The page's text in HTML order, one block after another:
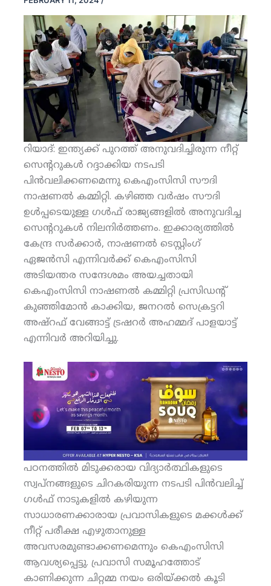
റിയാദ്: ഇന്ത്യക്ക് പുറത്ത് അനുവദിച്ചിരുന്ന നീറ്റ്
സെന്ററുകള്‍ റദ്ദാക്കിയ നടപടി
പിന്‍വലിക്കണമെന്നു കെഎംസിസി സൗദി
നാഷണല്‍ കമ്മിറ്റി. കഴിഞ്ഞ വര്‍ഷം സൗദി
ഉള്‍പ്പടെയുള്ള ഗള്‍ഫ് രാജ്യങ്ങളില്‍ അനുവദിച്ച
സെന്ററുകള്‍ നിലനിര്‍ത്തണം. ഇക്കാര്യത്തില്‍
കേന്ദ്ര സര്‍ക്കാര്‍, നാഷണല്‍ ടെസ്റ്റിംഗ്
ഏജന്‍സി എന്നിവര്‍ക്ക് കെഎംസിസി
അടിയന്തര സന്ദേശമം അയച്ചതായി
കെഎംസിസി നാഷണല്‍ കമ്മിറ്റി പ്രസിഡന്റ്
കുഞ്ഞിമോന്‍ കാക്കിയ, ജനറല്‍ സെക്രട്ടറി
അഷ്‌റഫ് വേങ്ങാട്ട് ട്രഷറര്‍ അഹമ്മദ് പാളയാട്ട്
എന്നിവര്‍ അറിയിച്ചു.
പഠനത്തില്‍ മിടുക്കരായ വിദ്യാര്‍ത്ഥികളുടെ
സ്വപ്നങ്ങളുടെ ചിറകരിയുന്ന നടപടി പിന്‍വലിച്ച്
ഗള്‍ഫ് നാടുകളില്‍ കഴിയുന്ന
സാധാരണക്കാരായ പ്രവാസികളുടെ മക്കള്‍ക്ക്
നീറ്റ് പരീക്ഷ എഴുതാനുള്ള
അവസരമുണ്ടാക്കണമെന്നും കെഎംസിസി
ആവശ്യപ്പെട്ടു. പ്രവാസി സമൂഹത്തോട്
കാണിക്കുന്ന ചിറ്റമ്മ നയം ഒരിയ്ക്കല്‍ കൂടി